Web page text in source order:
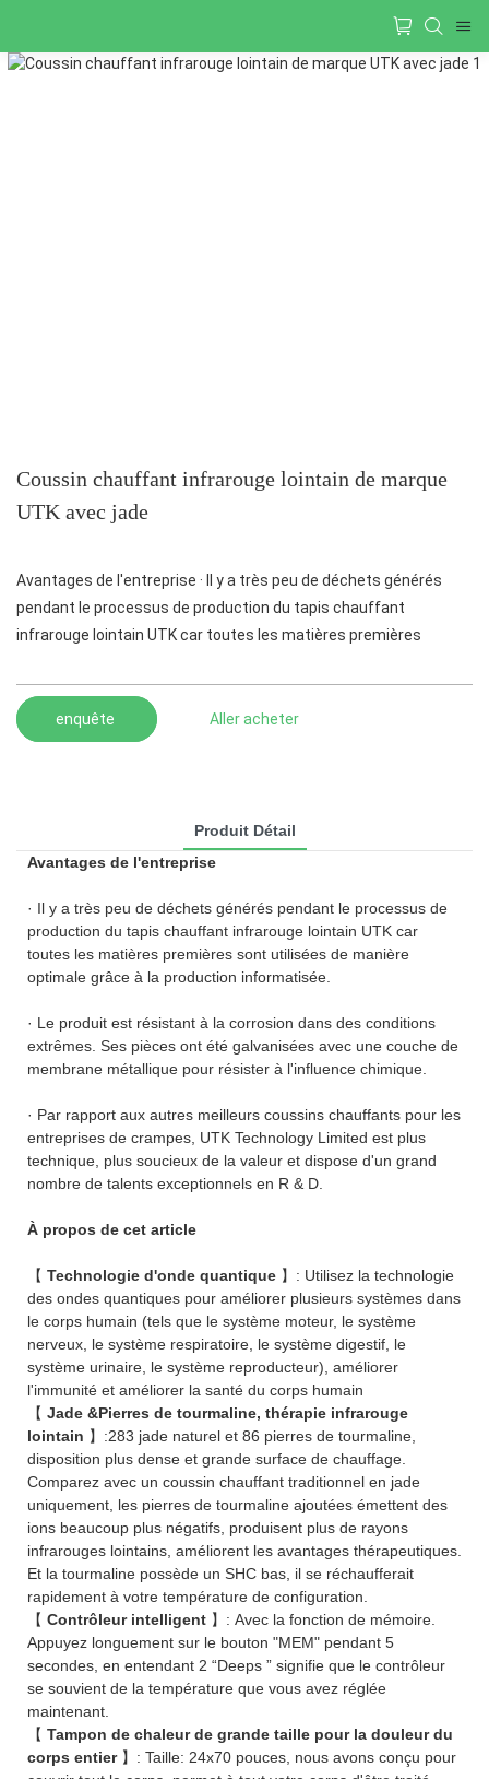
Coussin chauffant infrarouge lointain de marque
UTK avec jade
Avantages de l'entreprise · Il y a très peu de déchets générés
pendant le processus de production du tapis chauffant
infrarouge lointain UTK car toutes les matières premières
enquête Aller acheter
Produit Détail
Avantages de l'entreprise
· Il y a très peu de déchets générés pendant le processus de
production du tapis chauffant infrarouge lointain UTK car
toutes les matières premières sont utilisées de manière
optimale grâce à la production informatisée.
· Le produit est résistant à la corrosion dans des conditions
extrêmes. Ses pièces ont été galvanisées avec une couche de
membrane métallique pour résister à l'influence chimique.
· Par rapport aux autres meilleurs coussins chauffants pour les
entreprises de crampes, UTK Technology Limited est plus
technique, plus soucieux de la valeur et dispose d'un grand
nombre de talents exceptionnels en R & D.
À propos de cet article
【 Technologie d'onde quantique 】: Utilisez la technologie
des ondes quantiques pour améliorer plusieurs systèmes dans
le corps humain (tels que le système moteur, le système
nerveux, le système respiratoire, le système digestif, le
système urinaire, le système reproducteur), améliorer
l'immunité et améliorer la santé du corps humain
【 Jade &Pierres de tourmaline, thérapie infrarouge
lointain 】:283 jade naturel et 86 pierres de tourmaline,
disposition plus dense et grande surface de chauffage.
Comparez avec un coussin chauffant traditionnel en jade
uniquement, les pierres de tourmaline ajoutées émettent des
ions beaucoup plus négatifs, produisent plus de rayons
infrarouges lointains, améliorent les avantages thérapeutiques.
Et la tourmaline possède un SHC bas, il se réchaufferait
rapidement à votre température de configuration.
【 Contrôleur intelligent 】: Avec la fonction de mémoire.
Appuyez longuement sur le bouton "MEM" pendant 5
secondes, en entendant 2 “Deeps ” signifie que le contrôleur
se souvient de la température que vous avez réglée
maintenant.
【 Tampon de chaleur de grande taille pour la douleur du
corps entier 】: Taille: 24x70 pouces, nous avons conçu pour